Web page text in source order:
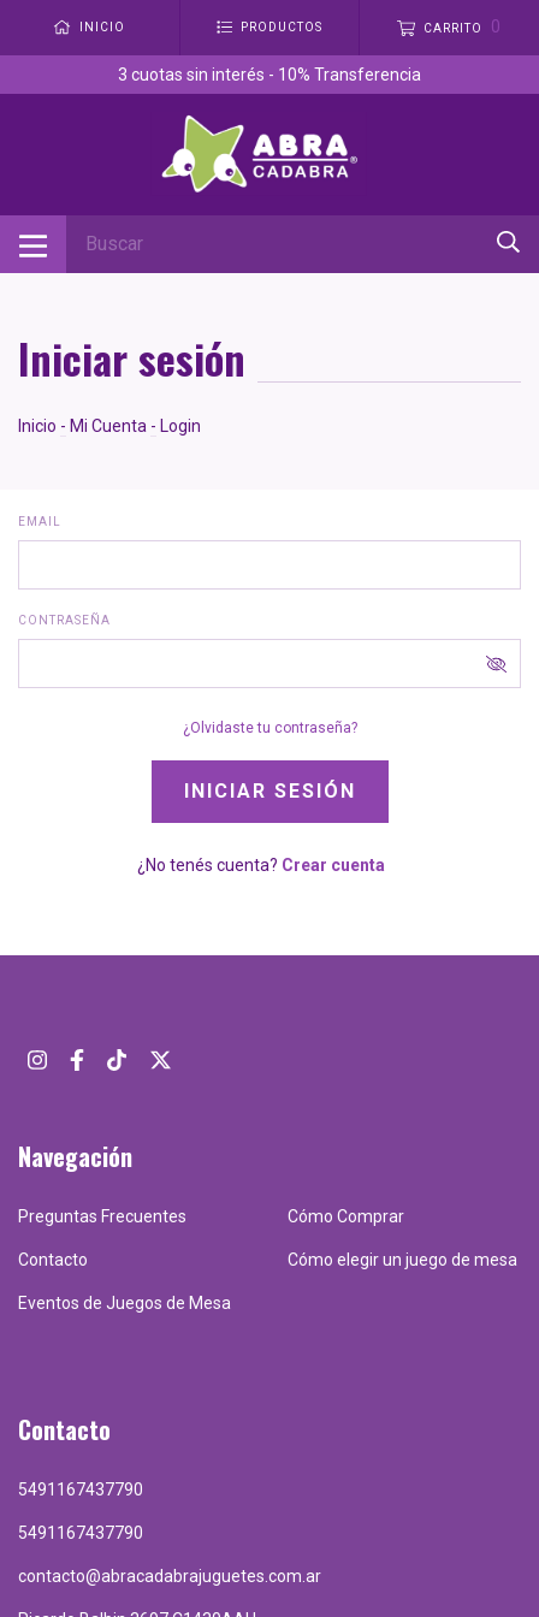
INICIO PRODUCTOS CARRITO 0
3 cuotas sin interés - 10% Transferencia
Iniciar sesión
Inicio - Mi Cuenta - Login
EMAIL
CONTRASEÑA
¿Olvidaste tu contraseña?
¿No tenés cuenta? Crear cuenta
Navegación
Preguntas Frecuentes Cómo Comprar
Contacto Cómo elegir un juego de mesa
Eventos de Juegos de Mesa
Contacto
5491167437790
5491167437790
contacto@abracadabrajuguetes.com.ar